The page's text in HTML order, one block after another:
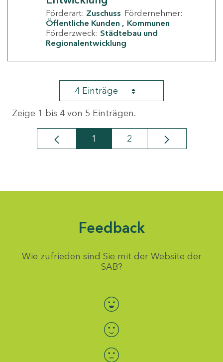
Förderart: Zuschuss Fördernehmer:
Öffentliche Kunden
Kommunen
Förderzweck: Städtebau und
Regionalentwicklung
4 Einträge
Zeige 1 bis 4 von 5 Einträgen.
Seite
1 Seite
2
Feedback
Wie zufrieden sind Sie mit der Website der
SAB?
Bewertung auswählen